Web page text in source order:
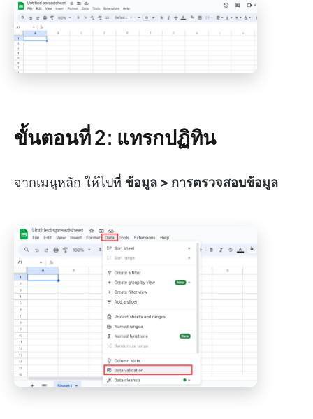
ขั้นตอนที่ 2: แทรกปฏิทิน
จากเมนูหลัก ให้ไปที่ ข้อมูล > การตรวจสอบข้อมูล